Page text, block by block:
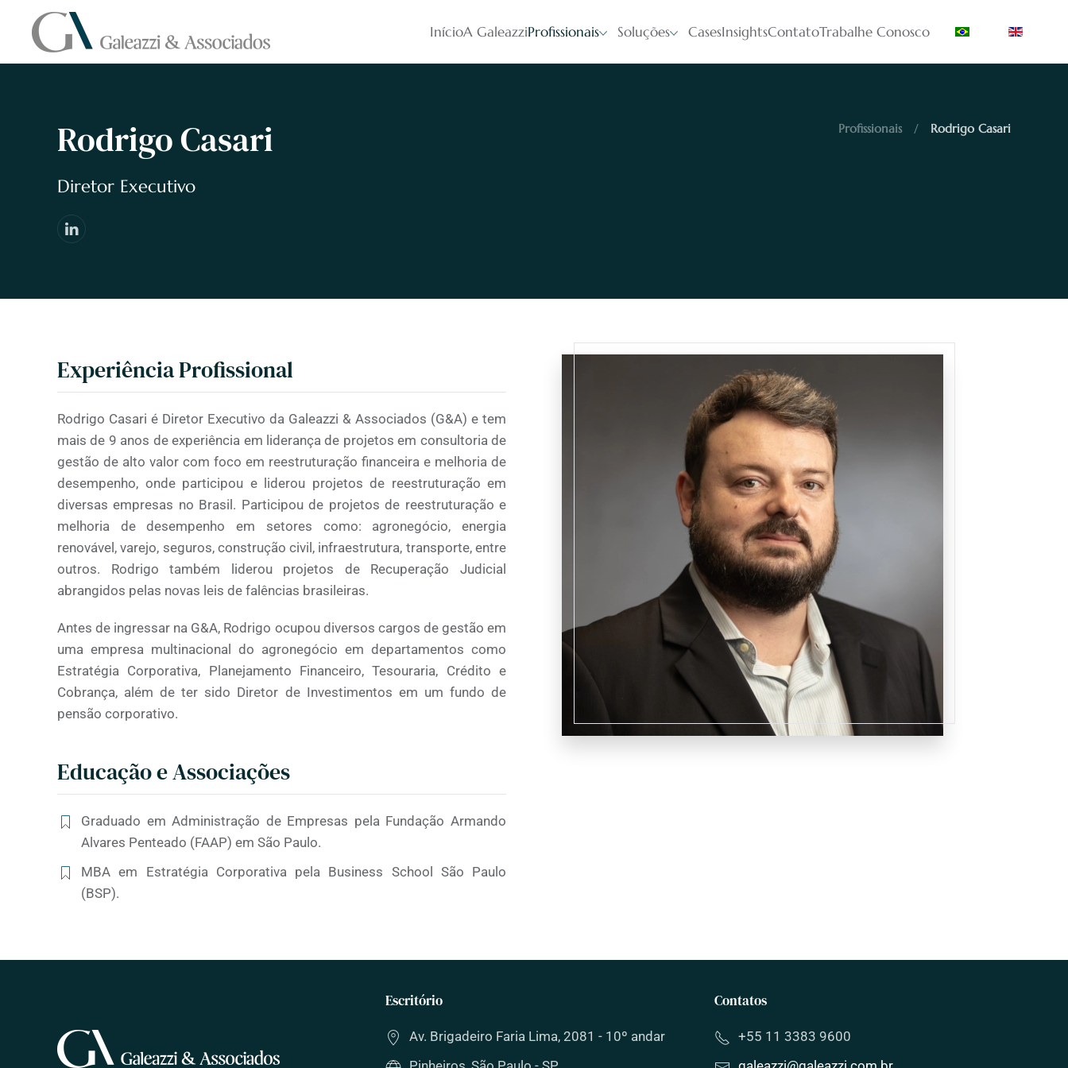
Skip to main content InícioA GaleazziProfissionais Soluções CasesInsightsContatoTrabalhe Conosco
Rodrigo Casari
Diretor Executivo
Profissionais Rodrigo Casari
Experiência Profissional
Rodrigo Casari é Diretor Executivo da Galeazzi & Associados (G&A) e tem
mais de 9 anos de experiência em liderança de projetos em consultoria de
gestão de alto valor com foco em reestruturação financeira e melhoria de
desempenho, onde participou e liderou projetos de reestruturação em
diversas empresas no Brasil. Participou de projetos de reestruturação e
melhoria de desempenho em setores como: agronegócio, energia
renovável, varejo, seguros, construção civil, infraestrutura, transporte, entre
outros. Rodrigo também liderou projetos de Recuperação Judicial
abrangidos pelas novas leis de falências brasileiras.
Antes de ingressar na G&A, Rodrigo ocupou diversos cargos de gestão em
uma empresa multinacional do agronegócio em departamentos como
Estratégia Corporativa, Planejamento Financeiro, Tesouraria, Crédito e
Cobrança, além de ter sido Diretor de Investimentos em um fundo de
pensão corporativo.
Educação e Associações
Graduado em Administração de Empresas pela Fundação Armando
Alvares Penteado (FAAP) em São Paulo.
MBA em Estratégia Corporativa pela Business School São Paulo
(BSP).
Escritório
Av. Brigadeiro Faria Lima, 2081 - 10º andar
Contatos
+55 11 3383 9600